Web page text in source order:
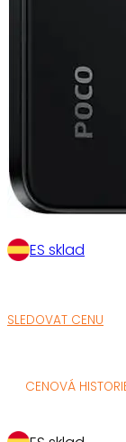
ES sklad
SLEDOVAT CENU
CENOVÁ